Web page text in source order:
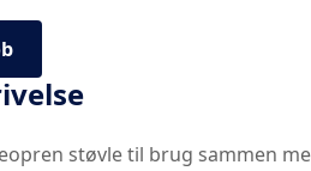
støvle til brug sammen